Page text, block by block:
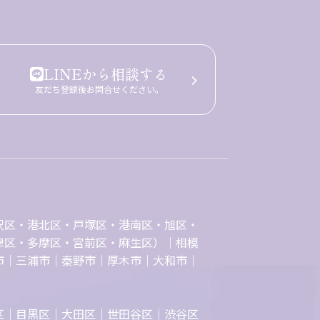
LINEから相談する
友だち登録後お問合せください。
・港北区・戸塚区・港南区・旭区・
・多摩区・宮前区・麻生区）｜相模
三浦市｜秦野市｜厚木市｜大和市｜
目黒区｜大田区｜世田谷区｜渋谷区